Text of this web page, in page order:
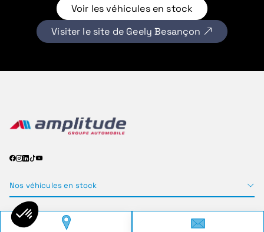
Voir les véhicules en stock
Visiter le site de Geely Besançon
Nos véhicules en stock
Services